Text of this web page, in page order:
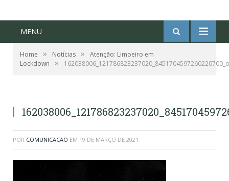
MENU
Home » Notícias »
Atenção: Limoeiro em
Lockdown
» 162038006_121786823237020_8451704597260220700_o
POR COMUNICACAO EM 19 DE MARÇO DE 2021